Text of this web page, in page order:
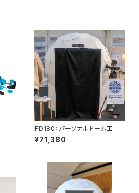
FD180：パーソナルドーム工作
キット
¥71,380